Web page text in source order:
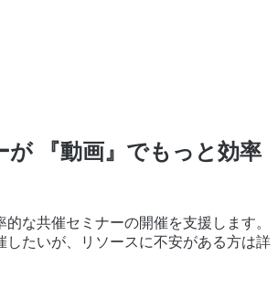
が 『動画』でもっと効率
な共催セミナーの開催を支援します。
したいが、リソースに不安がある方は詳